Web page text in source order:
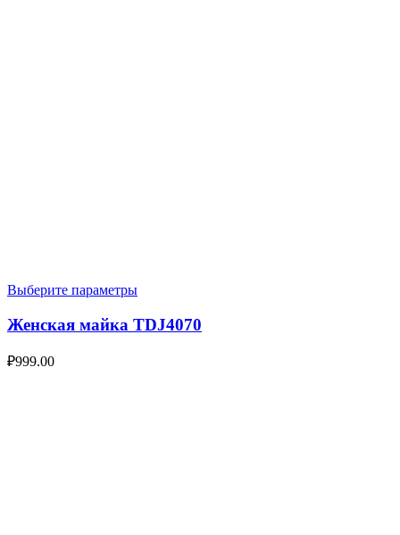
Выберите параметры
Женская майка TDJ4070
₽999.00